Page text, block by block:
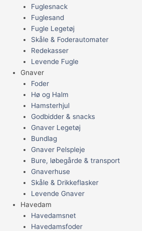
Fuglesnack
Fuglesand
Fugle Legetøj
Skåle & Foderautomater
Redekasser
Levende Fugle
Gnaver
Foder
Hø og Halm
Hamsterhjul
Godbidder & snacks
Gnaver Legetøj
Bundlag
Gnaver Pelspleje
Bure, løbegårde & transport
Gnaverhuse
Skåle & Drikkeflasker
Levende Gnaver
Havedam
Havedamsnet
Havedamsfoder